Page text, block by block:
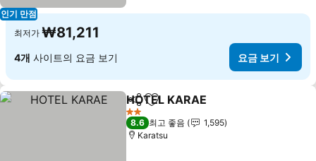
인기 만점
최저가 ₩81,211
4개 사이트의 요금 보기 요금 보기
공유 즐겨찾기에 추가
HOTEL KARAE
2 성급
8.6 최고 좋음
1,595
Karatsu